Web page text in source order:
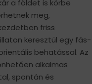
a földet is körbe
meg,
friss
keresztül egy fás-
behatással. Az
alkalmas
spontán és